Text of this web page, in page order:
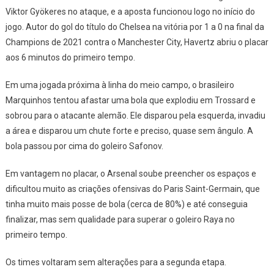
Viktor Gyökeres no ataque, e a aposta funcionou logo no início do
jogo. Autor do gol do título do Chelsea na vitória por 1 a 0 na final da
Champions de 2021 contra o Manchester City, Havertz abriu o placar
aos 6 minutos do primeiro tempo.
Em uma jogada próxima à linha do meio campo, o brasileiro
Marquinhos tentou afastar uma bola que explodiu em Trossard e
sobrou para o atacante alemão. Ele disparou pela esquerda, invadiu
a área e disparou um chute forte e preciso, quase sem ângulo. A
bola passou por cima do goleiro Safonov.
Em vantagem no placar, o Arsenal soube preencher os espaços e
dificultou muito as criações ofensivas do Paris Saint-Germain, que
tinha muito mais posse de bola (cerca de 80%) e até conseguia
finalizar, mas sem qualidade para superar o goleiro Raya no
primeiro tempo.
Os times voltaram sem alterações para a segunda etapa.